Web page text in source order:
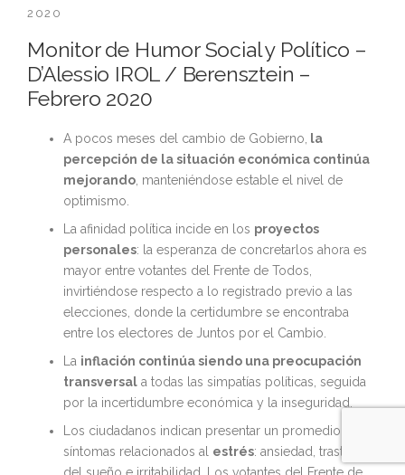
2020
Monitor de Humor Social y Político –
D’Alessio IROL / Berensztein –
Febrero 2020
A pocos meses del cambio de Gobierno,
la
percepción de la situación económica continúa
mejorando , manteniéndose estable el nivel de
optimismo.
La afinidad política incide en los proyectos
personales: la esperanza de concretarlos ahora es
mayor entre votantes del Frente de Todos,
invirtiéndose respecto a lo registrado previo a las
elecciones, donde la certidumbre se encontraba
entre los electores de Juntos por el Cambio.
La inflación continúa siendo una preocupación
transversal a todas las simpatías políticas, seguida
por la incertidumbre económica y la inseguridad.
Los ciudadanos indican presentar un promedio de 3
síntomas relacionados al estrés: ansiedad, trastornos